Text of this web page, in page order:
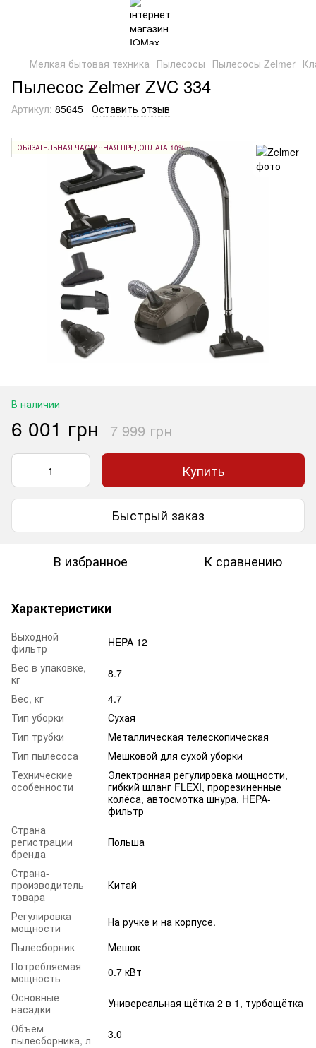
Мелкая бытовая техника Пылесосы Пылесосы Zelmer
Пылесос Zelmer ZVC 334
Артикул: 85645 Оставить отзыв
ОБЯЗАТЕЛЬНАЯ ЧАСТИЧНАЯ ПРЕДОПЛАТА 10%
В наличии
6 001 грн 7 999 грн
Купить
Быстрый заказ
В избранное К сравнению
Характеристики
Выходной
фильтр
HEPA 12
Вес в упаковке,
кг
8.7
Вес, кг
4.7
Тип уборки
Сухая
Тип трубки
Металлическая телескопическая
Тип пылесоса
Мешковой для сухой уборки
Технические
особенности
Электронная регулировка мощности,
гибкий шланг FLEXI, прорезиненные
колёса, автосмотка шнура, HEPA-
фильтр
Страна
регистрации
бренда
Польша
Страна-
производитель
товара
Китай
Регулировка
мощности
На ручке и на корпусе.
Пылесборник
Мешок
Потребляемая
мощность
0.7 кВт
Основные
насадки
Универсальная щётка 2 в 1, турбощётка
Объем
пылесборника, л
3.0